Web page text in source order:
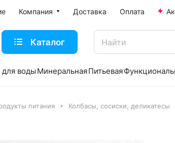
Компания Доставка Оплата
Каталог
воды МинеральнаяПитьевая
питания Колбасы, сосиски, деликатесы